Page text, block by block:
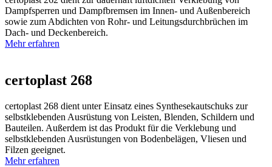
Dampfsperren und Dampfbremsen im Innen- und Außenbereich
sowie zum Abdichten von Rohr- und Leitungsdurchbrüchen im
Dach- und Deckenbereich.
Mehr erfahren
certoplast 268
certoplast 268 dient unter Einsatz eines Synthesekautschuks zur
selbstklebenden Ausrüstung von Leisten, Blenden, Schildern und
Bauteilen. Außerdem ist das Produkt für die Verklebung und
selbstklebenden Ausrüstungen von Bodenbelägen, Vliesen und
Filzen geeignet.
Mehr erfahren